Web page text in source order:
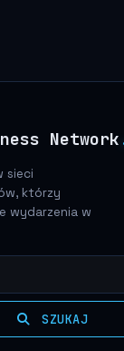
Network
sieci
którzy
wydarzenia w
SZUKAJ